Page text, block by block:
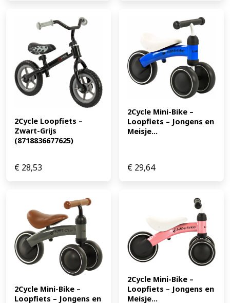
2Cycle Loopfiets –
Zwart-Grijs
(8718836677625)
€ 28,53
2Cycle Mini-Bike –
Loopfiets – Jongens en
Meisje...
€ 29,64
2Cycle Mini-Bike –
Loopfiets – Jongens en
2Cycle Mini-Bike –
Loopfiets – Jongens en
Meisje...